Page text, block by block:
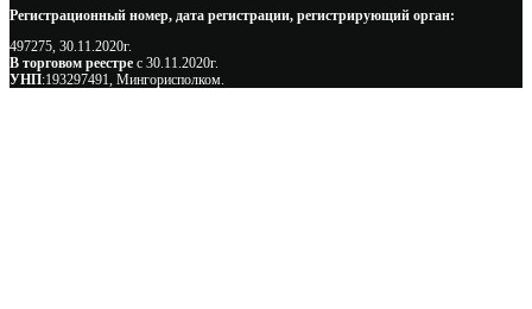
Регистрационный номер, дата регистрации, регистрирующий орган:
497275, 30.11.2020г.
В торговом реестре с 30.11.2020г.
УНП:193297491, Мингорисполком.